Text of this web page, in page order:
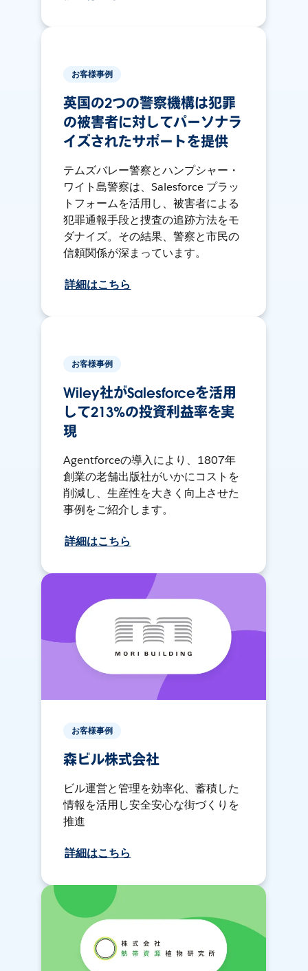
お客様事例
英国の2つの警察機構は犯罪
の被害者に対してパーソナラ
イズされたサポートを提供
テムズバレー警察とハンプシャー・
ワイト島警察は、Salesforce プラッ
トフォームを活用し、被害者による
犯罪通報手段と捜査の追跡方法をモ
ダナイズ。その結果、警察と市民の
信頼関係が深まっています。
詳細はこちら
お客様事例
Wiley社がSalesforceを活用
して213%の投資利益率を実
現
Agentforceの導入により、1807年
創業の老舗出版社がいかにコストを
削減し、生産性を大きく向上させた
事例をご紹介します。
詳細はこちら
お客様事例
森ビル株式会社
ビル運営と管理を効率化、蓄積した
情報を活用し安全安心な街づくりを
推進
詳細はこちら